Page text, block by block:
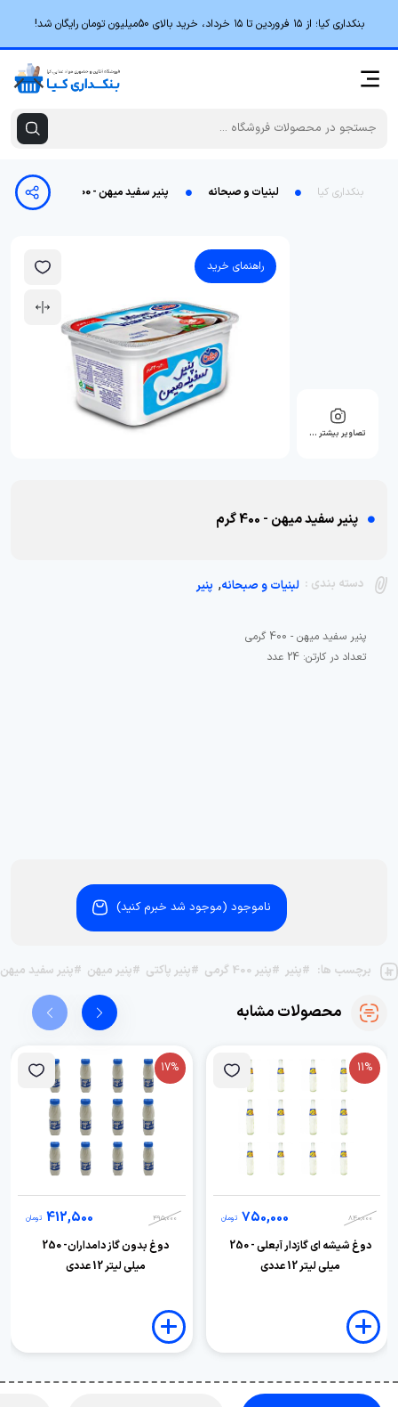
بنکداری کیا؛ از ۱۵ فروردین تا ۱۵ خرداد، خرید بالای 50میلیون تومان رایگان شد!
بنکداری کیا لبنیات و صبحانه پنیر سفید میهن - 400 گرم
تصاویر بیشتر …
راهنمای خرید
پنیر سفید میهن - 400 گرم
دسته بندی : لبنیات و صبحانه, پنیر
تعداد در کارتن: 24 عدد
ناموجود (موجود شد خبرم کنید)
برچسب ها: #پنیر #پنیر 400 گرمی #پنیر پاکتی #پنیر میهن #پنیر سفید میهن
محصولات مشابه
11%
840,000
750,000 تومان
دوغ شیشه ای گازدار آبعلی - 250
میلی لیتر 12 عددی
17%
495,000
412,500 تومان
دوغ بدون گاز دامداران- 250
میلی لیتر 12 عددی